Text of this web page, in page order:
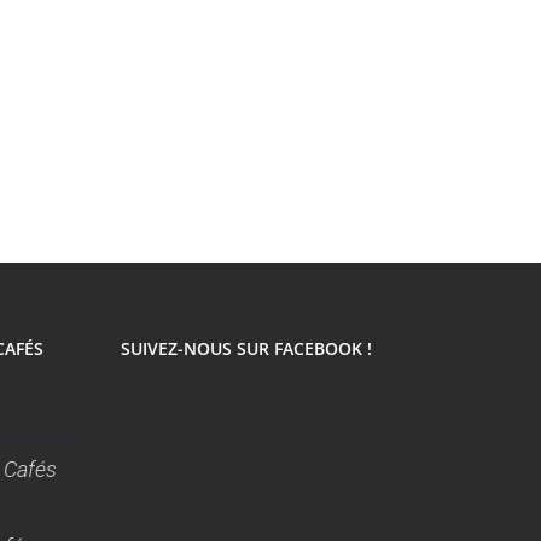
SUIVEZ-NOUS SUR FACEBOOK !